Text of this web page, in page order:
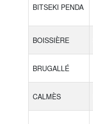
BITSEKI PENDA
BOISSIÈRE
BRUGALLÉ
CALMÈS